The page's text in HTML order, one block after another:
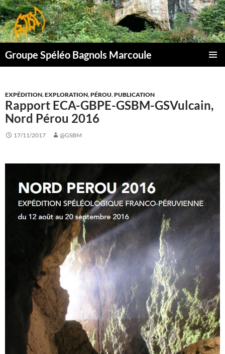
Aller
au
contenu
Groupe Spéléo Bagnols Marcoule
EXPÉDITION,EXPLORATION,PÉROU,PUBLICATION
Rapport ECA-GBPE-GSBM-GSVulcain,
Nord Pérou 2016
17/11/2017 @GSBM